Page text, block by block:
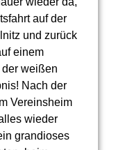
auf der
und zurück
einem
weißen
Nach der
Vereinsheim
wieder
grandioses